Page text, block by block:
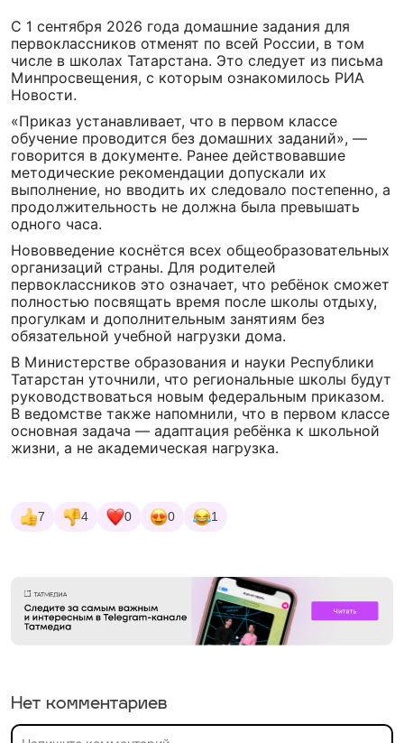
С 1 сентября 2026 года домашние задания для
первоклассников отменят по всей России, в том
числе в школах Татарстана. Это следует из письма
Минпросвещения, с которым ознакомилось РИА
Новости.
«Приказ устанавливает, что в первом классе
обучение проводится без домашних заданий», —
говорится в документе. Ранее действовавшие
методические рекомендации допускали их
выполнение, но вводить их следовало постепенно, а
продолжительность не должна была превышать
одного часа.
Нововведение коснётся всех общеобразовательных
организаций страны. Для родителей
первоклассников это означает, что ребёнок сможет
полностью посвящать время после школы отдыху,
прогулкам и дополнительным занятиям без
обязательной учебной нагрузки дома.
В Министерстве образования и науки Республики
Татарстан уточнили, что региональные школы будут
руководствоваться новым федеральным приказом.
В ведомстве также напомнили, что в первом классе
основная задача — адаптация ребёнка к школьной
жизни, а не академическая нагрузка.
7 4 0 0 1
Нет комментариев